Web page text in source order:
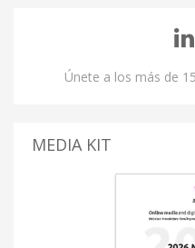
Únete a los más de
MEDIA KIT